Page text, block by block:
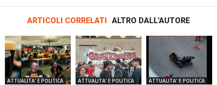
ARTICOLI CORRELATI ALTRO DALL'AUTORE
ATTUALITA' E POLITICA ATTUALITA' E POLITICA ATTUALITA' E POLITICA